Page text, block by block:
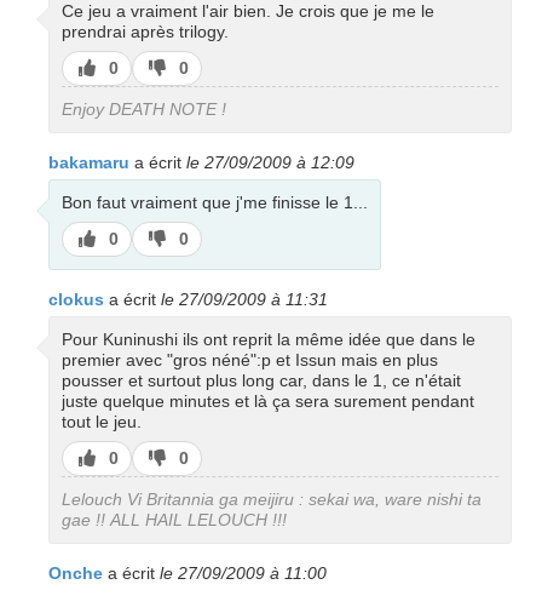
Ce jeu a vraiment l'air bien. Je crois que je me le
prendrai après trilogy.
J’aime
0
J’aime
pas
0
Enjoy DEATH NOTE !
bakamaru a écrit le 27/09/2009 à 12:09
Bon faut vraiment que j'me finisse le 1...
J’aime
0
J’aime
pas
0
clokus a écrit le 27/09/2009 à 11:31
Pour Kuninushi ils ont reprit la même idée que dans le
premier avec "gros néné":p et Issun mais en plus
pousser et surtout plus long car, dans le 1, ce n'était
juste quelque minutes et là ça sera surement pendant
tout le jeu.
J’aime
0
J’aime
pas
0
Lelouch Vi Britannia ga meijiru : sekai wa, ware nishi ta
gae !! ALL HAIL LELOUCH !!!
Onche a écrit le 27/09/2009 à 11:00